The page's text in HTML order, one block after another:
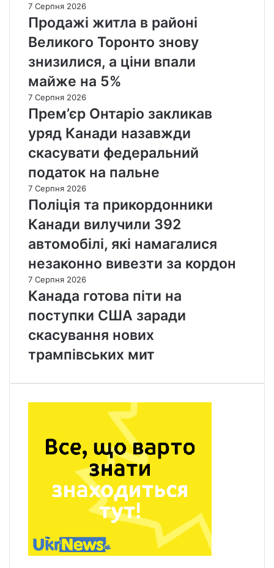
7 Серпня 2026
Продажі житла в районі
Великого Торонто знову
знизилися, а ціни впали
майже на 5%
7 Серпня 2026
Прем’єр Онтаріо закликав
уряд Канади назавжди
скасувати федеральний
податок на пальне
7 Серпня 2026
Поліція та прикордонники
Канади вилучили 392
автомобілі, які намагалися
незаконно вивезти за кордон
7 Серпня 2026
Канада готова піти на
поступки США заради
скасування нових
трампівських мит